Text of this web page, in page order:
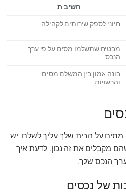
חשיבות
חיוני לספק שירותים לקהילה
מבטיח שתשלמו מסים על פי ערך
הנכס
בונה אמון בין המשלם מסים
והרשויות
על הבית שלך עליך לשלם. יש
מקבלים את זה נכון. לדעת איך
הנכס שלך.
של נכסים